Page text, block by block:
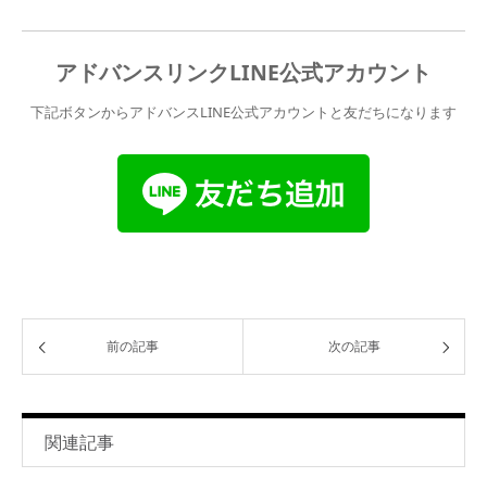
アドバンスリンクLINE公式アカウント
下記ボタンからアドバンスLINE公式アカウントと友だちになります
前の記事 次の記事
関連記事